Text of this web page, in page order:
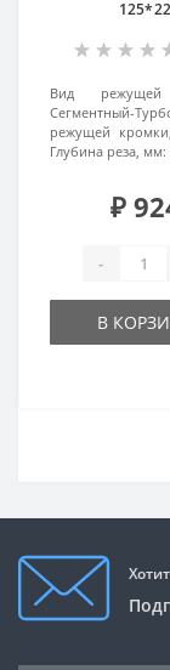
125*22
Вид режущей
Сегментный-
режущей
Глубина реза, мм:
₽
-
В